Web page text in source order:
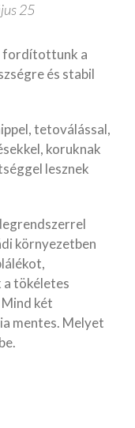
tanácsok
25
fordítottunk a
és stabil
tetoválással,
koruknak
lesznek
környezetben
a tökéletes
két
mentes. Melyet